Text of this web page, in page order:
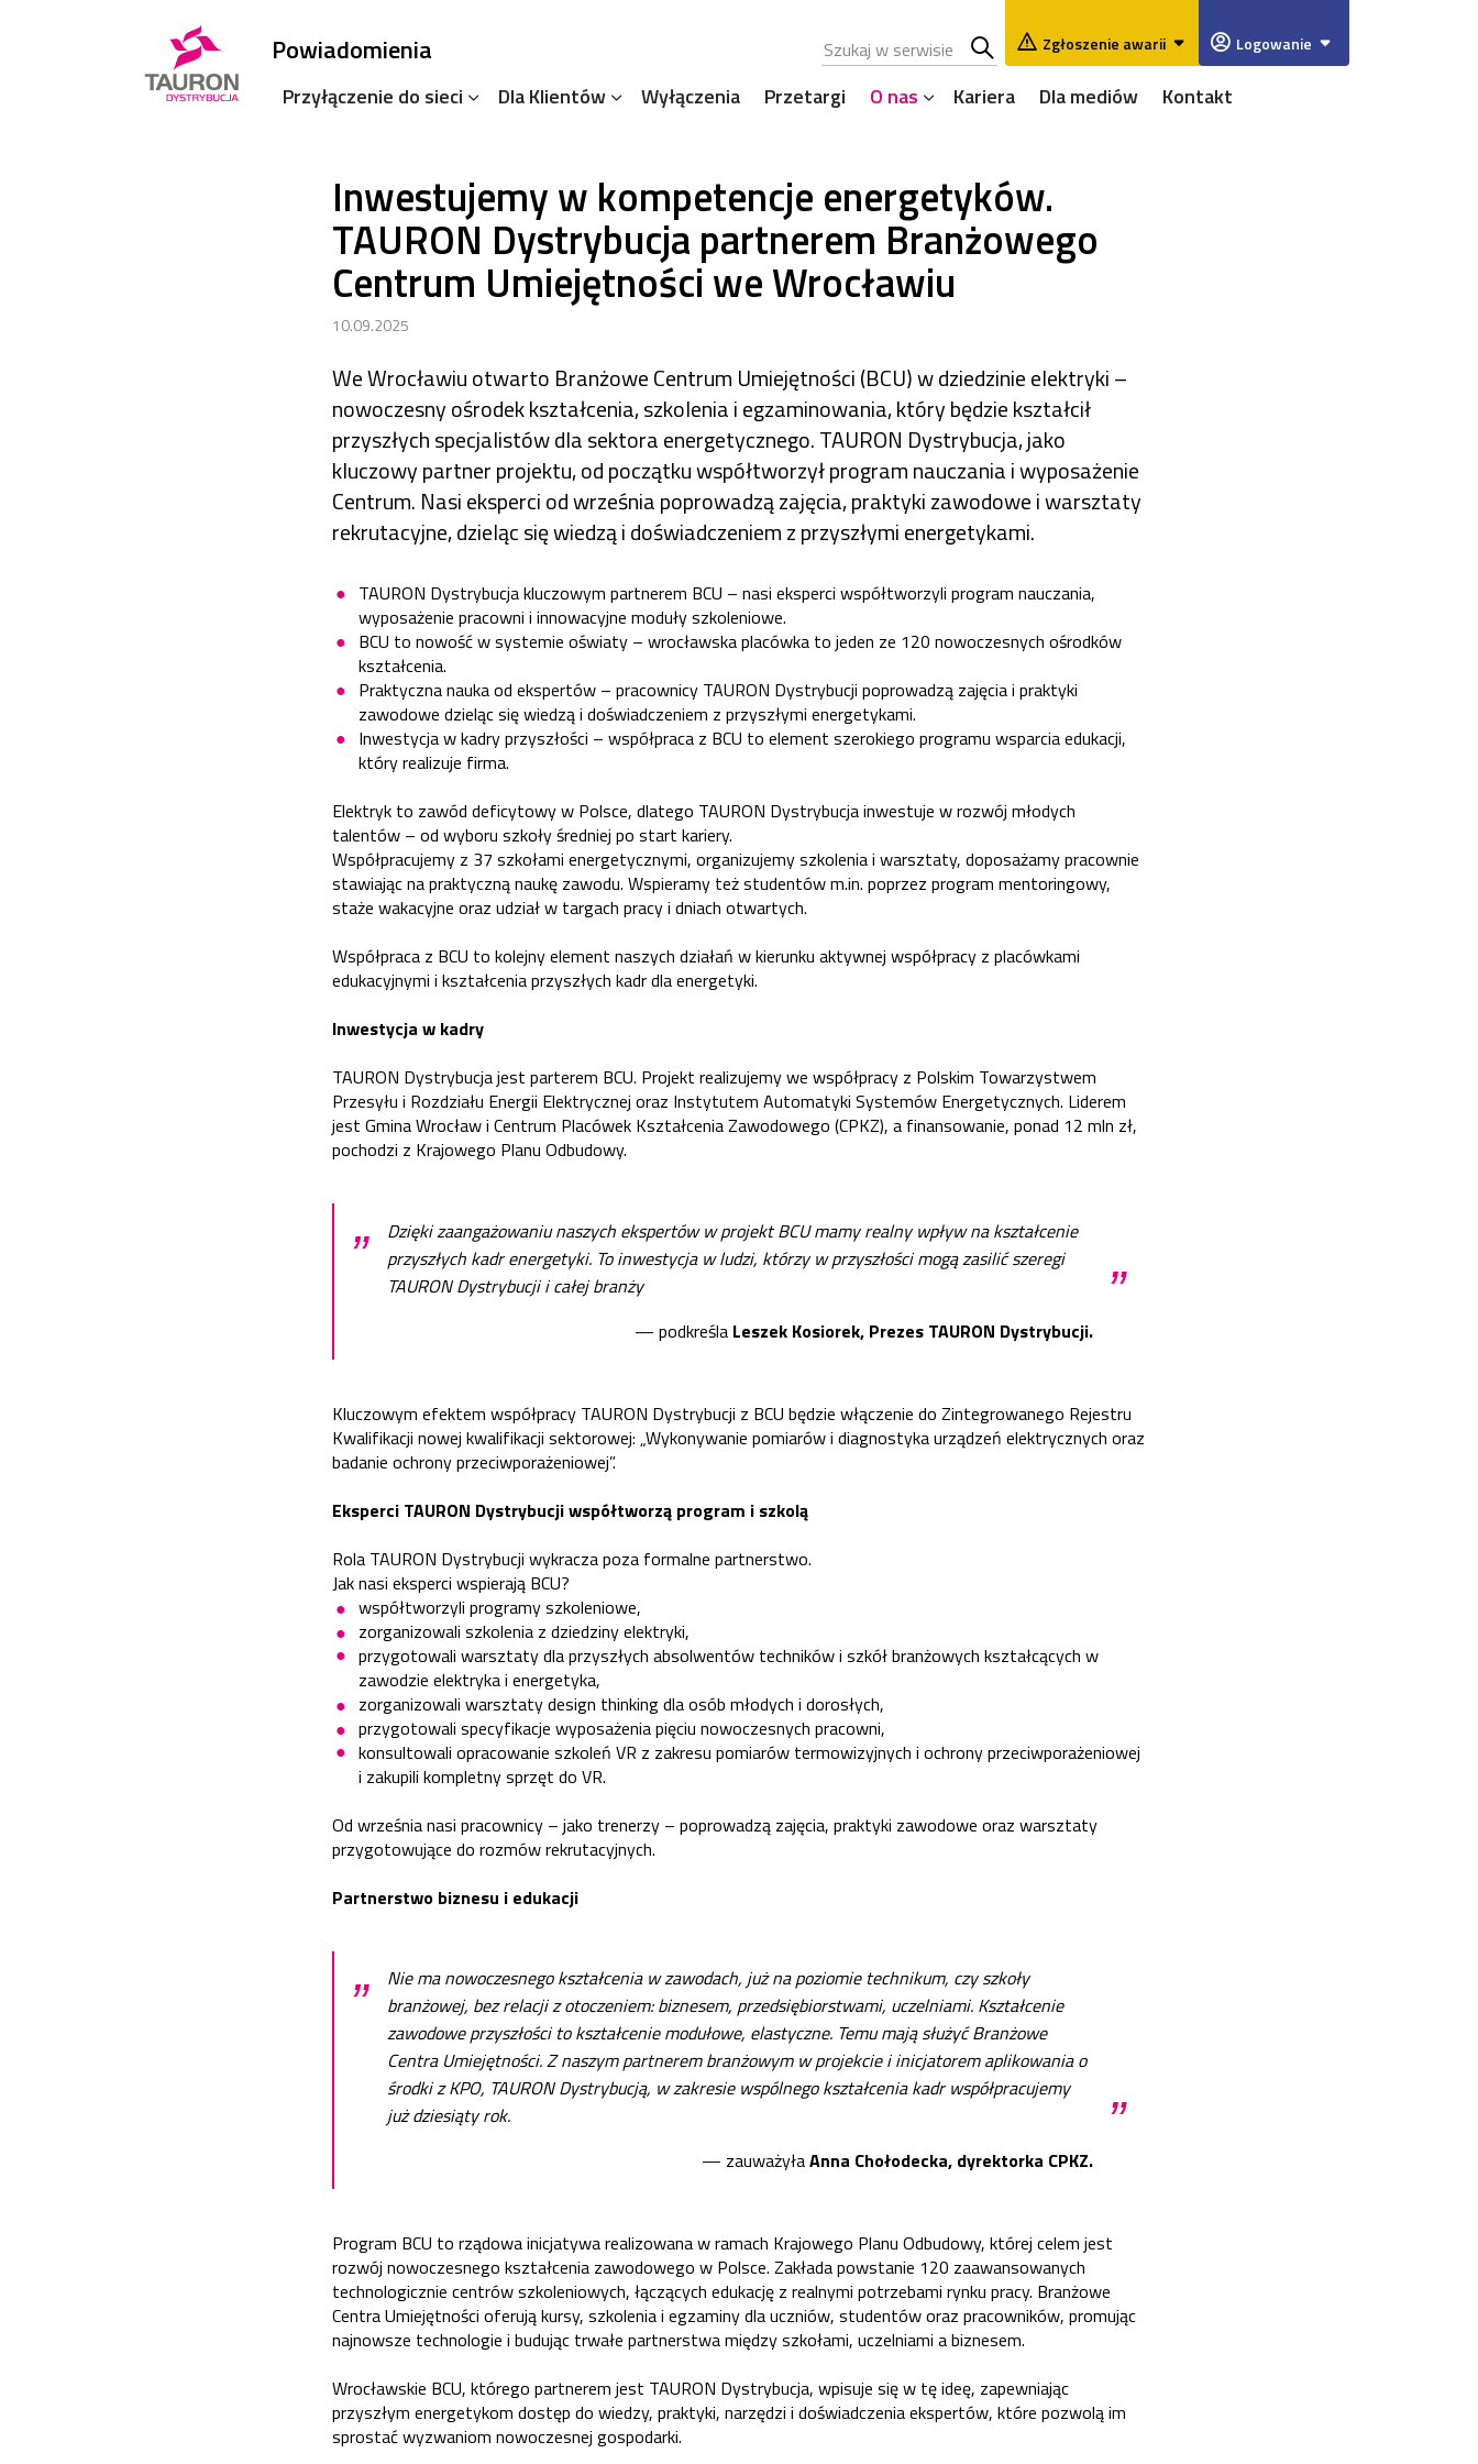
Powiadomienia Zgłoszenie awarii Logowanie
Przyłączenie do sieci Dla Klientów Wyłączenia Przetargi O nas Kariera Dla mediów Kontakt
Inwestujemy w kompetencje energetyków.
TAURON Dystrybucja partnerem Branżowego
Centrum Umiejętności we Wrocławiu
10.09.2025
We Wrocławiu otwarto Branżowe Centrum Umiejętności (BCU) w dziedzinie elektryki –
nowoczesny ośrodek kształcenia, szkolenia i egzaminowania, który będzie kształcił
przyszłych specjalistów dla sektora energetycznego. TAURON Dystrybucja, jako
kluczowy partner projektu, od początku współtworzył program nauczania i wyposażenie
Centrum. Nasi eksperci od września poprowadzą zajęcia, praktyki zawodowe i warsztaty
rekrutacyjne, dzieląc się wiedzą i doświadczeniem z przyszłymi energetykami.
TAURON Dystrybucja kluczowym partnerem BCU – nasi eksperci współtworzyli program nauczania,
wyposażenie pracowni i innowacyjne moduły szkoleniowe.
BCU to nowość w systemie oświaty – wrocławska placówka to jeden ze 120 nowoczesnych ośrodków
kształcenia.
Praktyczna nauka od ekspertów – pracownicy TAURON Dystrybucji poprowadzą zajęcia i praktyki
zawodowe dzieląc się wiedzą i doświadczeniem z przyszłymi energetykami.
Inwestycja w kadry przyszłości – współpraca z BCU to element szerokiego programu wsparcia edukacji,
który realizuje firma.
Elektryk to zawód deficytowy w Polsce, dlatego TAURON Dystrybucja inwestuje w rozwój młodych
talentów – od wyboru szkoły średniej po start kariery.
Współpracujemy z 37 szkołami energetycznymi, organizujemy szkolenia i warsztaty, doposażamy pracownie
stawiając na praktyczną naukę zawodu. Wspieramy też studentów m.in. poprzez program mentoringowy,
staże wakacyjne oraz udział w targach pracy i dniach otwartych.
Współpraca z BCU to kolejny element naszych działań w kierunku aktywnej współpracy z placówkami
edukacyjnymi i kształcenia przyszłych kadr dla energetyki.
Inwestycja w kadry
TAURON Dystrybucja jest parterem BCU. Projekt realizujemy we współpracy z Polskim Towarzystwem
Przesyłu i Rozdziału Energii Elektrycznej oraz Instytutem Automatyki Systemów Energetycznych. Liderem
jest Gmina Wrocław i Centrum Placówek Kształcenia Zawodowego (CPKZ), a finansowanie, ponad 12 mln zł,
pochodzi z Krajowego Planu Odbudowy.
„
Dzięki zaangażowaniu naszych ekspertów w projekt BCU mamy realny wpływ na kształcenie
przyszłych kadr energetyki. To inwestycja w ludzi, którzy w przyszłości mogą zasilić szeregi
TAURON Dystrybucji i całej branży
”
— podkreśla Leszek Kosiorek, Prezes TAURON Dystrybucji.
Kluczowym efektem współpracy TAURON Dystrybucji z BCU będzie włączenie do Zintegrowanego Rejestru
Kwalifikacji nowej kwalifikacji sektorowej: „Wykonywanie pomiarów i diagnostyka urządzeń elektrycznych oraz
badanie ochrony przeciwporażeniowej”.
Eksperci TAURON Dystrybucji współtworzą program i szkolą
Rola TAURON Dystrybucji wykracza poza formalne partnerstwo.
Jak nasi eksperci wspierają BCU?
współtworzyli programy szkoleniowe,
zorganizowali szkolenia z dziedziny elektryki,
przygotowali warsztaty dla przyszłych absolwentów techników i szkół branżowych kształcących w
zawodzie elektryka i energetyka,
zorganizowali warsztaty design thinking dla osób młodych i dorosłych,
przygotowali specyfikacje wyposażenia pięciu nowoczesnych pracowni,
konsultowali opracowanie szkoleń VR z zakresu pomiarów termowizyjnych i ochrony przeciwporażeniowej
i zakupili kompletny sprzęt do VR.
Od września nasi pracownicy – jako trenerzy – poprowadzą zajęcia, praktyki zawodowe oraz warsztaty
przygotowujące do rozmów rekrutacyjnych.
Partnerstwo biznesu i edukacji
„
Nie ma nowoczesnego kształcenia w zawodach, już na poziomie technikum, czy szkoły
branżowej, bez relacji z otoczeniem: biznesem, przedsiębiorstwami, uczelniami. Kształcenie
zawodowe przyszłości to kształcenie modułowe, elastyczne. Temu mają służyć Branżowe
Centra Umiejętności. Z naszym partnerem branżowym w projekcie i inicjatorem aplikowania o
środki z KPO, TAURON Dystrybucją, w zakresie wspólnego kształcenia kadr współpracujemy
już dziesiąty rok.
”
— zauważyłaAnna Chołodecka, dyrektorka CPKZ.
Program BCU to rządowa inicjatywa realizowana w ramach Krajowego Planu Odbudowy, której celem jest
rozwój nowoczesnego kształcenia zawodowego w Polsce. Zakłada powstanie 120 zaawansowanych
technologicznie centrów szkoleniowych, łączących edukację z realnymi potrzebami rynku pracy. Branżowe
Centra Umiejętności oferują kursy, szkolenia i egzaminy dla uczniów, studentów oraz pracowników, promując
najnowsze technologie i budując trwałe partnerstwa między szkołami, uczelniami a biznesem.
Wrocławskie BCU, którego partnerem jest TAURON Dystrybucja, wpisuje się w tę ideę, zapewniając
przyszłym energetykom dostęp do wiedzy, praktyki, narzędzi i doświadczenia ekspertów, które pozwolą im
sprostać wyzwaniom nowoczesnej gospodarki.